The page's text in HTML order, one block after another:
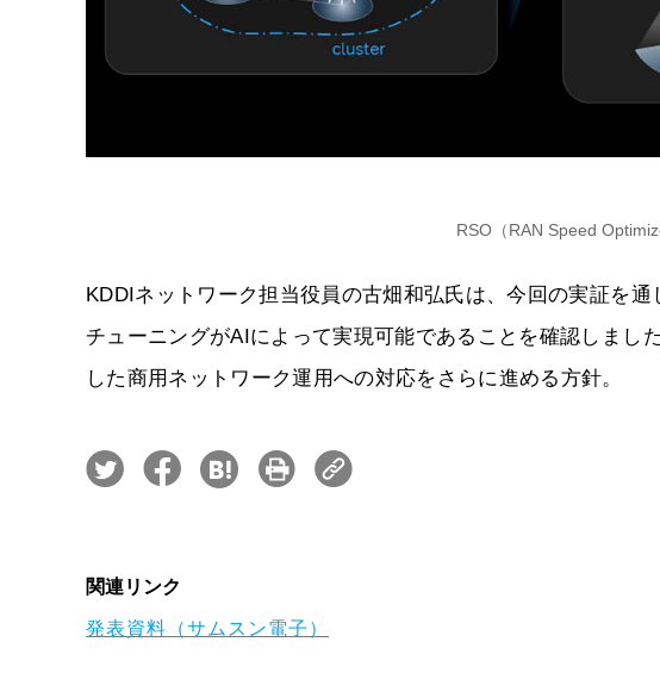
RSO（RAN Speed
KDDIネットワーク担当役員の古畑和弘氏は、今回の実証を
チューニングがAIによって実現可能であることを確認しまし
した商用ネットワーク運用への対応をさらに進める方針。
関連リンク
発表資料（サムスン電子）